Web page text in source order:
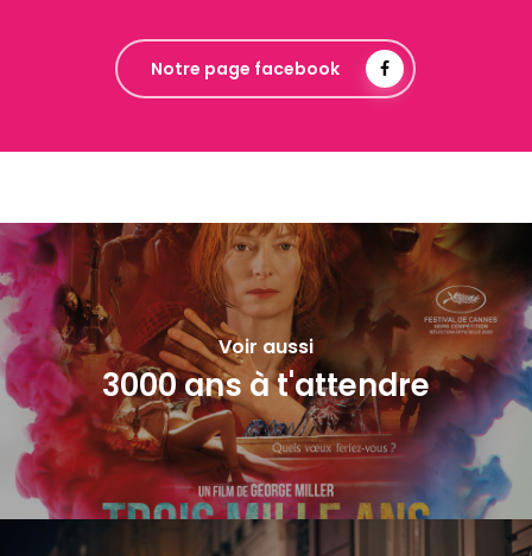
Notre page facebook
Voir aussi
3000 ans à t'attendre